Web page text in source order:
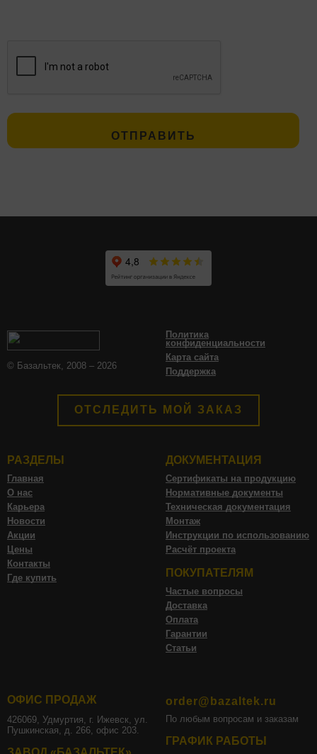
© Базальтек, 2008 – 2026
Политика
конфиденциальности
Карта сайта
Поддержка
ОТСЛЕДИТЬ МОЙ ЗАКАЗ
РАЗДЕЛЫ
Главная
О нас
Карьера
Новости
Акции
Цены
Контакты
Где купить
ДОКУМЕНТАЦИЯ
Сертификаты на продукцию
Нормативные документы
Техническая документация
Монтаж
Инструкции по использованию
Расчёт проекта
ПОКУПАТЕЛЯМ
Частые вопросы
Доставка
Оплата
Гарантии
Статьи
ОФИС ПРОДАЖ
426069, Удмуртия, г. Ижевск, ул.
Пушкинская, д. 266, офис 203.
order@bazaltek.ru
По любым вопросам и заказам
ГРАФИК РАБОТЫ